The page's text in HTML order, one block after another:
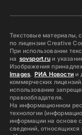
Текстовые материалы,
по лицензии Creative
При использовании
на sovsport.ruи
Изображения
Images, РИА Новостии
коммерческих
использование
правообладателя.
На информационном
технологии
информации на основе
сведений, относящихся